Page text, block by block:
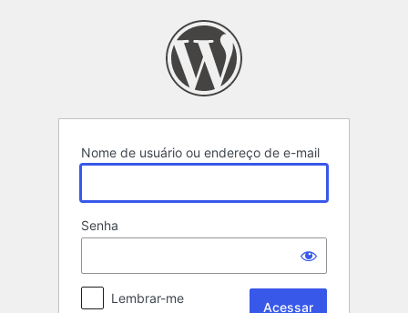
Nome de usuário ou endereço de e-mail
Senha
Lembrar-me